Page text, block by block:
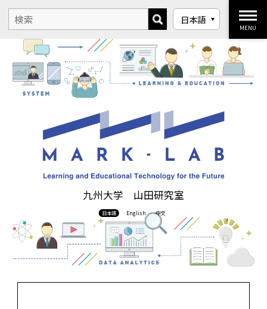
九州大学 山田研究室
日本語 English 中文
MENU